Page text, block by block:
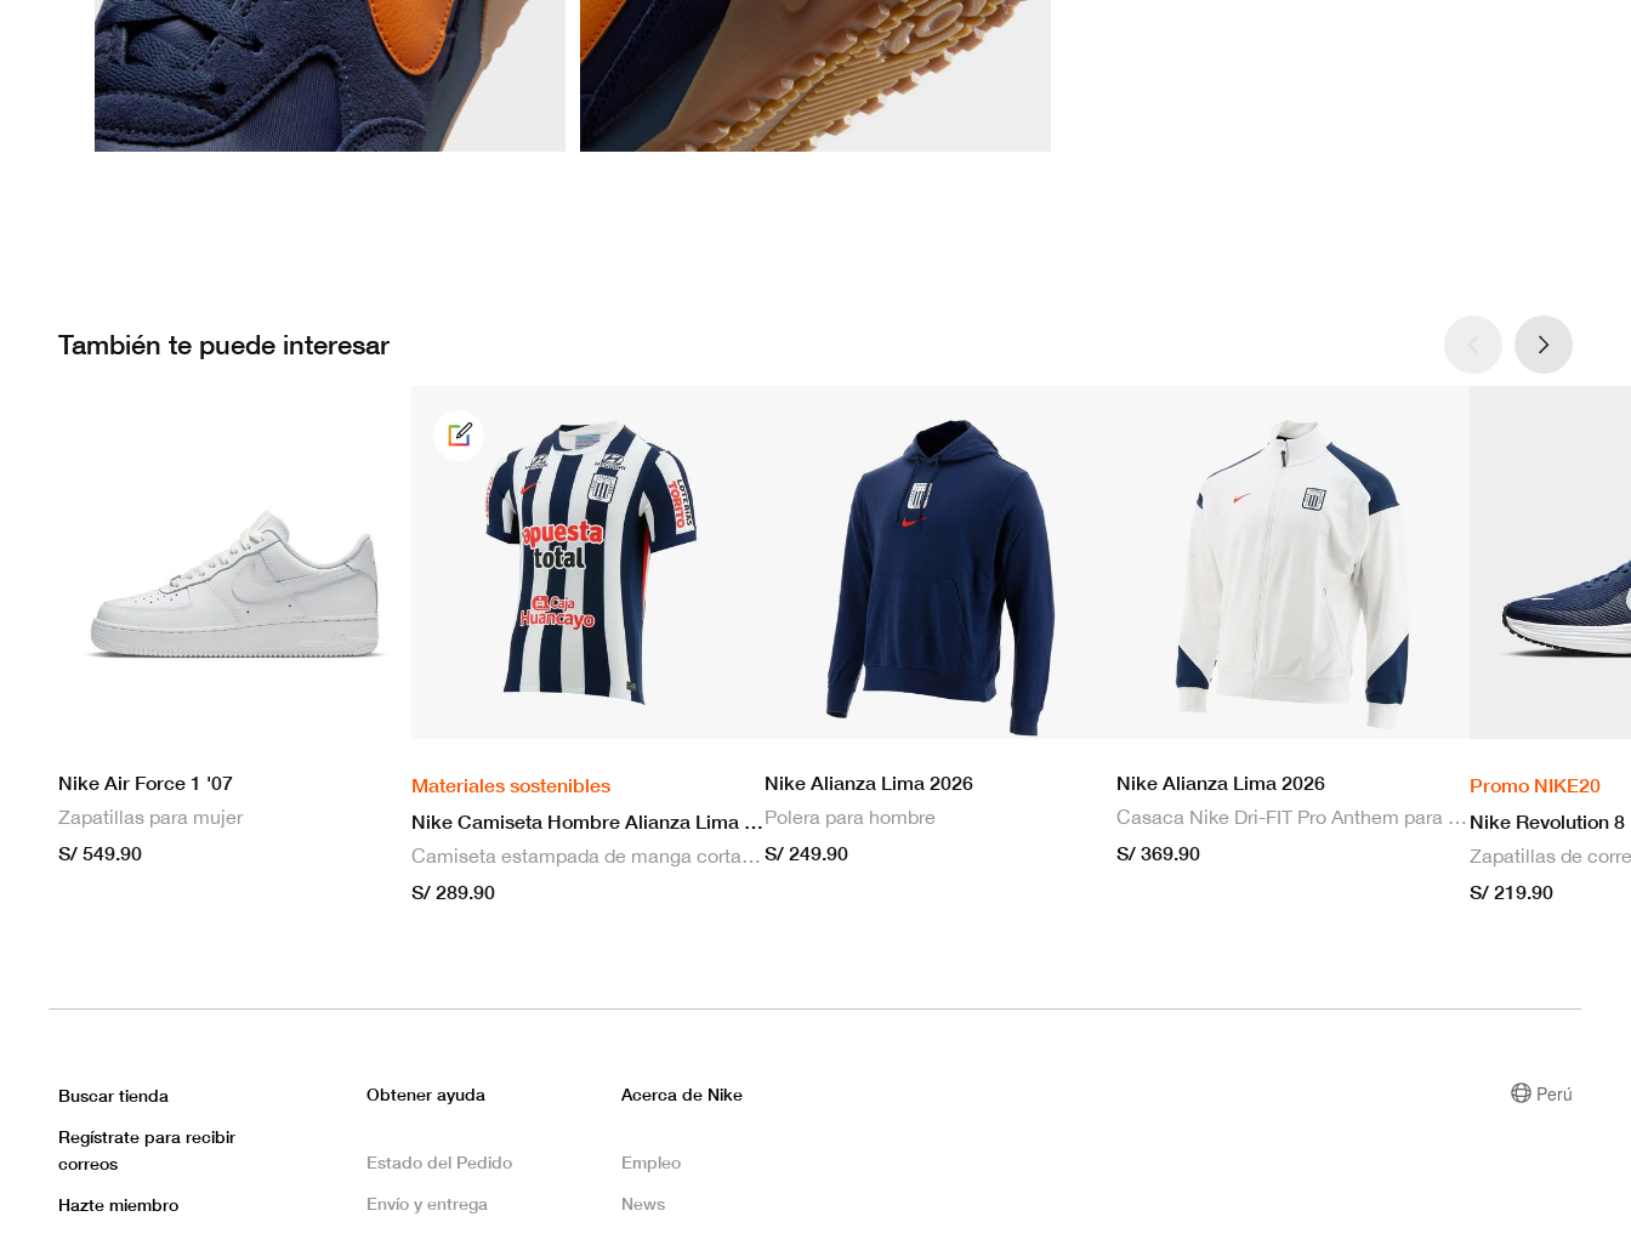
También te puede interesar
Nike Air Force 1 '07
Zapatillas para mujer
S/ 549.90
Materiales sostenibles
Nike Camiseta Hombre Alianza Lima 2026 Local
Camiseta estampada de manga corta masculina Nike Dri-FIT de Alianza Lima Stadium para hombre
S/ 289.90
Nike Alianza Lima 2026
Polera para hombre
S/ 249.90
Nike Alianza Lima 2026
Casaca Nike Dri-FIT Pro Anthem para hombre
S/ 369.90
Promo NIKE20
Nike Revolution 8
S/ 219.90
Buscar tienda
Regístrate para recibir
correos
Hazte miembro
Obtener ayuda
Estado del Pedido
Envío y entrega
Acerca de Nike
Empleo
News
Perú